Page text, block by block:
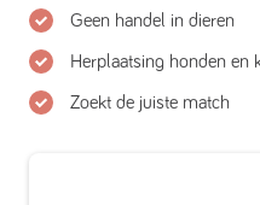
Geen handel in dieren
Herplaatsing honden en
Zoekt de juiste match